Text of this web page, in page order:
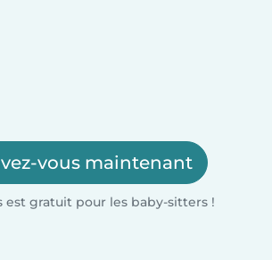
vous maintenant
est gratuit pour les baby-sitters !